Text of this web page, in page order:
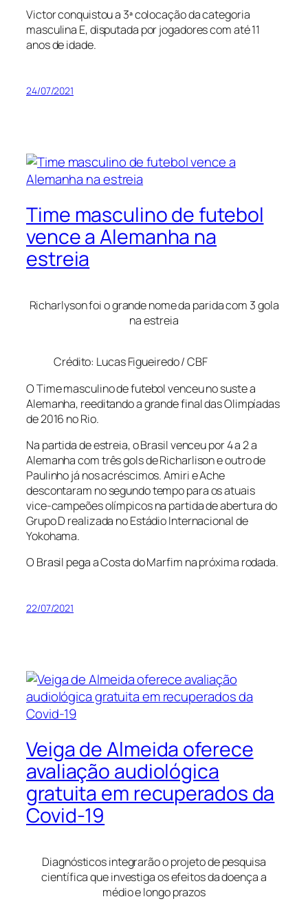
Victor conquistou a 3ª colocação da categoria
masculina E, disputada por jogadores com até 11
anos de idade.
24/07/2021
Time masculino de futebol
vence a Alemanha na
estreia
Richarlyson foi o grande nome da parida com 3 gola
na estreia
Crédito: Lucas Figueiredo / CBF
O Time masculino de futebol venceu no suste a
Alemanha, reeditando a grande final das Olimpíadas
de 2016 no Rio.
Na partida de estreia, o Brasil venceu por 4 a 2 a
Alemanha com três gols de Richarlison e outro de
Paulinho já nos acréscimos. Amiri e Ache
descontaram no segundo tempo para os atuais
vice-campeões olímpicos na partida de abertura do
Grupo D realizada no Estádio Internacional de
Yokohama.
O Brasil pega a Costa do Marfim na próxima rodada.
22/07/2021
Veiga de Almeida oferece
avaliação audiológica
gratuita em recuperados da
Covid-19
Diagnósticos integrarão o projeto de pesquisa
científica que investiga os efeitos da doença a
médio e longo prazos